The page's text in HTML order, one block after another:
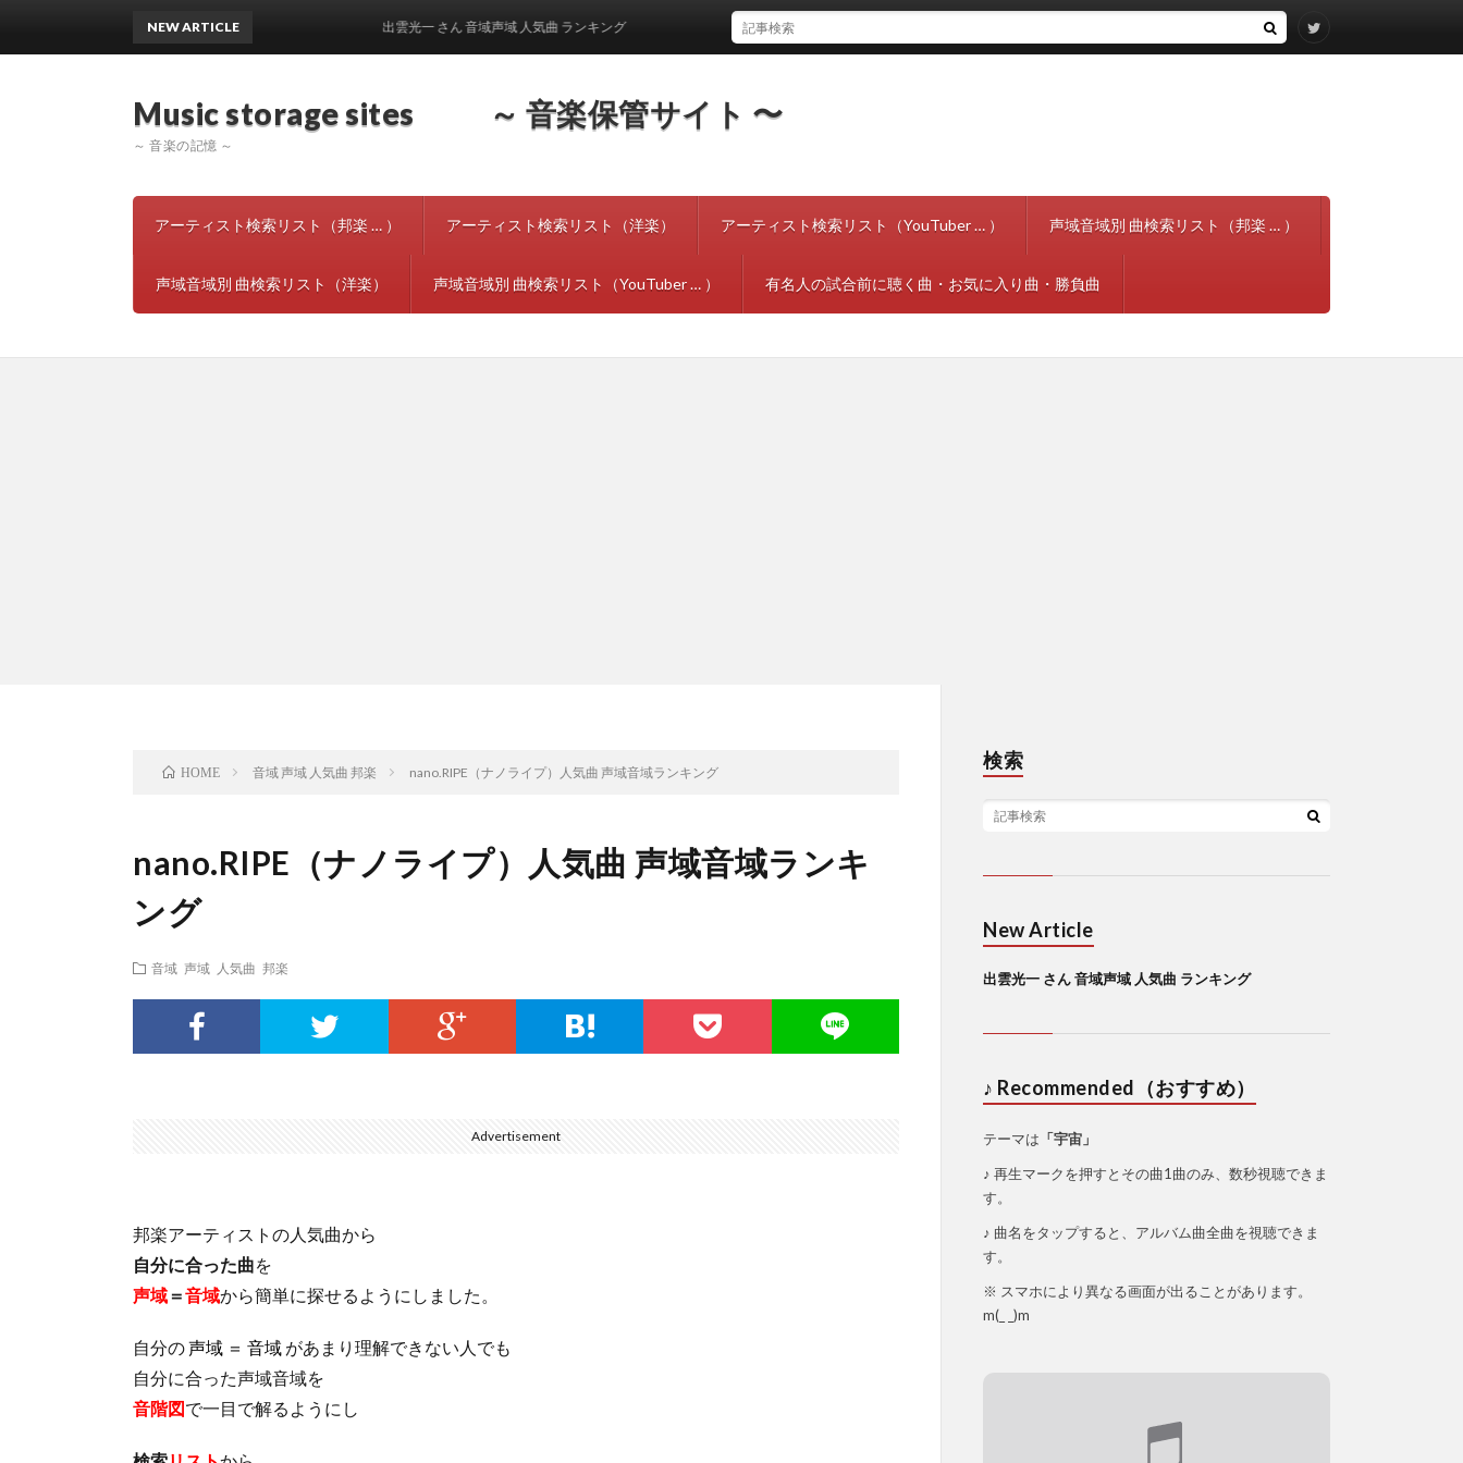
Music storage sites ～ 音楽保管サイト 〜
～ 音楽の記憶 ～
アーティスト検索リスト（邦楽 … ） アーティスト検索リスト（洋楽） アーティスト検索リスト（YouTuber … ） 声域音域別 曲検索リスト（邦楽 … ）
声域音域別 曲検索リスト（洋楽） 声域音域別 曲検索リスト（YouTuber … ） 有名人の試合前に聴く曲・お気に入り曲・勝負曲
NEW ARTICLE 出雲光一 さん 音域声域 人気曲 ランキング
HOME 音域 声域 人気曲 邦楽 nano.RIPE（ナノライプ）人気曲 声域音域ランキング
nano.RIPE（ナノライプ）人気曲 声域音域ランキ
ング
音域 声域 人気曲 邦楽
Advertisement
邦楽アーティストの人気曲から
自分に合った曲を
声域＝音域から簡単に探せるようにしました。
自分の声域 ＝ 音域 があまり理解できない人でも
自分に合った声域音域を
音階図で一目で解るようにし
検索
New Article
出雲光一 さん 音域声域 人気曲 ランキング
♪ Recommended（おすすめ）
テーマは 「宇宙」
♪ 再生マークを押すとその曲1曲のみ、数秒視聴できま
す。
♪ 曲名をタップすると、アルバム曲全曲を視聴できま
す。
※ スマホにより異なる画面が出ることがあります。
m(_ _)m